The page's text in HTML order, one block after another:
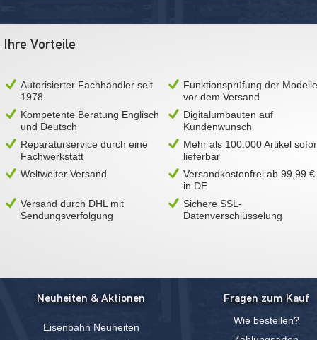
Ihre Vorteile
Autorisierter Fachhändler seit
1978
Funktionsprüfung der Modelle
vor dem Versand
Kompetente Beratung Englisch
und Deutsch
Digitalumbauten auf
Kundenwunsch
Reparaturservice durch eine
Fachwerkstatt
Mehr als 100.000 Artikel
lieferbar
Weltweiter Versand
Versandkostenfrei ab 99,99 €
in DE
Versand durch DHL mit
Sendungsverfolgung
Sichere SSL-
Datenverschlüsselung
Neuheiten & Aktionen
Eisenbahn Neuheiten
Fragen zum Kauf
Wie bestellen?